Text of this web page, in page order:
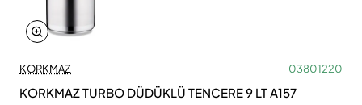
KORKMAZ 03801220
KORKMAZ TURBO DÜDÜKLÜ TENCERE 9 LT A157